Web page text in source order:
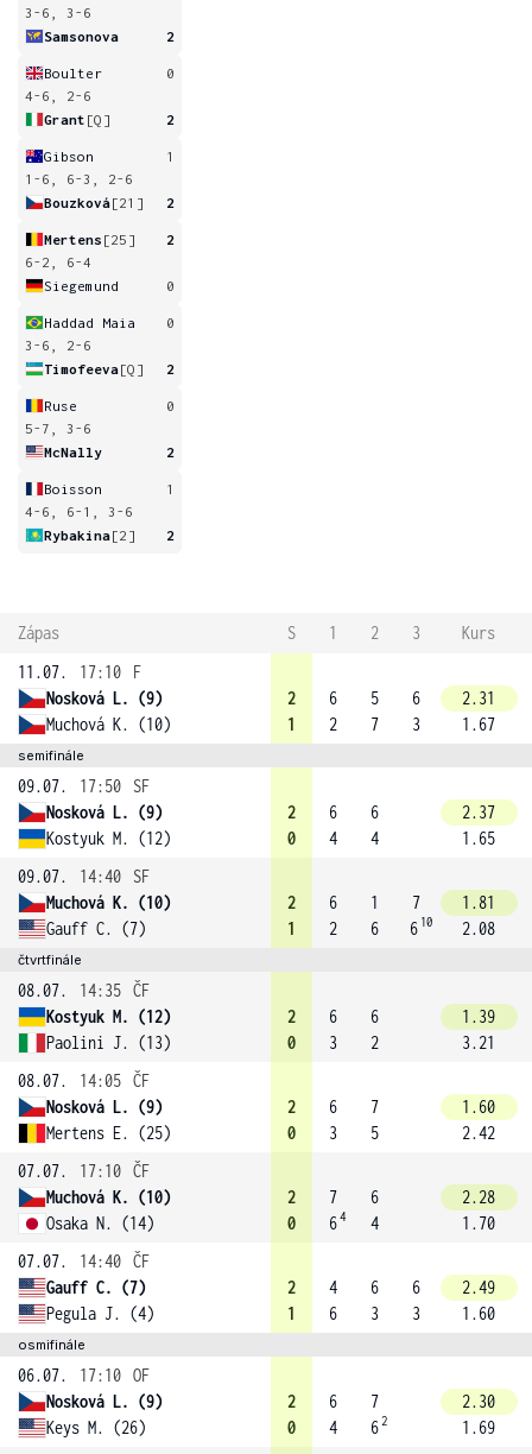
3-6, 3-6
Samsonova
2
Boulter
0
4-6, 2-6
Grant [Q] 2
Gibson
1
1-6, 6-3, 2-6
Bouzková[21] 2
Mertens [25]
2
6-2, 6-4
Siegemund
0
Haddad Maia
0
3-6, 2-6
Timofeeva[Q] 2
Ruse
0
5-7, 3-6
McNally
2
Boisson
1
4-6, 6-1, 3-6
Rybakina[2] 2
Zápas S 1 2 3
Kurs
11.07.
17:10
F
Nosková L. (9)
Muchová K. (10)
2
1
6
2
5
7
6
3
2.31
1.67
semifinále
09.07. 17:50
SF
Nosková L. (9)
Kostyuk M. (12)
2
0
6
4
6
4
2.37
1.65
09.07.
14:40
SF
Muchová K. (10)
Gauff C. (7)
2
1
6
2
1
6
7
6 10
1.81
2.08
čtvrtfinále
08.07. 14:35 ČF
Kostyuk M. (12)
Paolini J. (13)
2
0
6
3
6
2
1.39
3.21
08.07.
14:05 ČF
Nosková L. (9)
Mertens E. (25)
2
0
6
3
7
5
1.60
2.42
07.07.
17:10 ČF
Muchová K. (10)
Osaka N. (14)
2
0
7
64
6
4
2.28
1.70
07.07.
14:40 ČF
Gauff C. (7)
Pegula J. (4)
2
1
4
6
6
3
6
3
2.49
1.60
osmifinále
06.07. 17:10 OF
Nosková L. (9)
Keys M. (26)
2
0
6
4
7
62
2.30
1.69